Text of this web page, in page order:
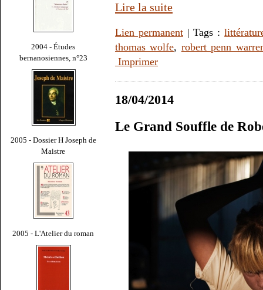
2004 - Études
bernanosiennes, n°23
2005 - Dossier H Joseph de
Maistre
2005 - L'Atelier du roman
Lire la suite
Lien permanent| Tags :
thomas wolfe, robert penn
Imprimer
18/04/2014
Le Grand Souffle de